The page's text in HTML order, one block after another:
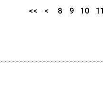
<< < 8 9 10 11